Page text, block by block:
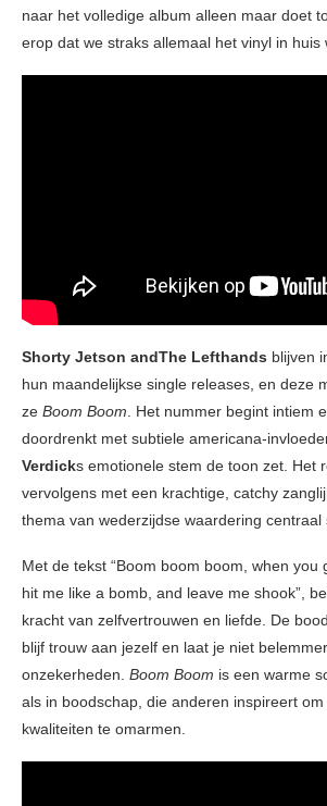
naar het volledige album alleen maar doet
erop dat we straks allemaal het vinyl in huis
Shorty Jetson andThe Lefthands blijven
hun maandelijkse single releases, en deze
ze Boom Boom . Het nummer begint intiem
doordrenkt met subtiele americana-
Verdicks emotionele stem de toon zet. Het
vervolgens met een krachtige, catchy
thema van wederzijdse waardering centraal
Met de tekst “Boom boom boom, when you
hit me like a bomb, and leave me shook”,
kracht van zelfvertrouwen en liefde. De
blijf trouw aan jezelf en laat je niet
onzekerheden. Boom Boom is een warme
als in boodschap, die anderen inspireert
kwaliteiten te omarmen.